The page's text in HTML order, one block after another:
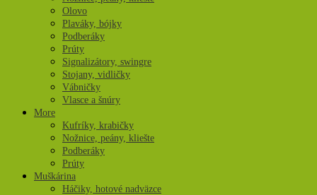
Olovo
Plaváky, bójky
Podberáky
Prúty
Signalizátory, swingre
Stojany, vidličky
Vábničky
Vlasce a šnúry
More
Kufríky, krabičky
Nožnice, peány, kliešte
Podberáky
Prúty
Muškárina
Háčiky, hotové nadväzce